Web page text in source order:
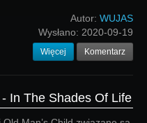
Autor: WUJAS
Wysłano: 2020-09-19
Więcej Komentarz
In The Shades Of Life